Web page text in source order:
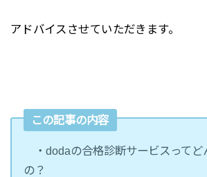
アドバイスさせていただきます。
この記事の内容
・dodaの合格診断サービスってど
の？